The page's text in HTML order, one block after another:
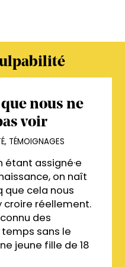
nous ne
voir
, TÉMOIGNAGES
étant assigné·e
on naît
que cela nous
croire réellement.
des
sans le
jeune fille de 18